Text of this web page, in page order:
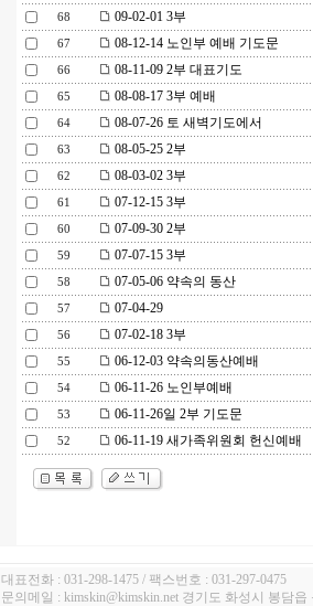
68 09-02-01 3부
67 08-12-14 노인부 예배 기도문
66 08-11-09 2부 대표기도
65 08-08-17 3부 예배
64 08-07-26 토 새벽기도에서
63 08-05-25 2부
62 08-03-02 3부
61 07-12-15 3부
60 07-09-30 2부
59 07-07-15 3부
58 07-05-06 약속의 동산
57 07-04-29
56 07-02-18 3부
55 06-12-03 약속의동산예배
54 06-11-26 노인부예배
53 06-11-26일 2부 기도문
52 06-11-19 새가족위원회 헌신예배
대표전화 : 031-298-1475 / 팩스번호 : 031-297-0475
문의메일 : kimskin@kimskin.net 경기도 화성시 봉담